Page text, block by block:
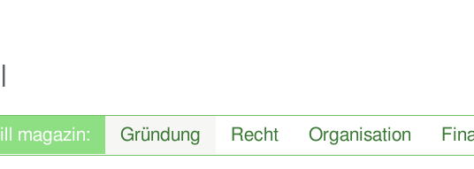
Gründung Recht Organisation